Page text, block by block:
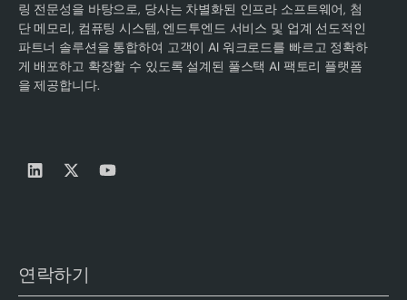
링 전문성을 바탕으로, 당사는 차별화된 인프라 소프트웨어, 첨
단 메모리, 컴퓨팅 시스템, 엔드투엔드 서비스 및 업계 선도적인
파트너 솔루션을 통합하여 고객이 AI 워크로드를 빠르고 정확하
게 배포하고 확장할 수 있도록 설계된 풀스택 AI 팩토리 플랫폼
을 제공합니다.
연락하기